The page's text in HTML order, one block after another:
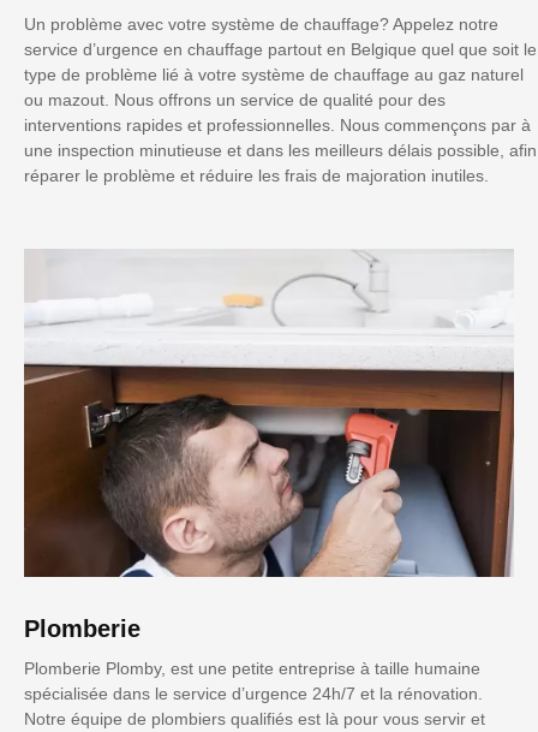
Un problème avec votre système de chauffage? Appelez notre
service d’urgence en chauffage partout en Belgique quel que soit le
type de problème lié à votre système de chauffage au gaz naturel
ou mazout. Nous offrons un service de qualité pour des
interventions rapides et professionnelles. Nous commençons par à
une inspection minutieuse et dans les meilleurs délais possible, afin
réparer le problème et réduire les frais de majoration inutiles.
Plomberie
Plomberie Plomby, est une petite entreprise à taille humaine
spécialisée dans le service d’urgence 24h/7 et la rénovation.
Notre équipe de plombiers qualifiés est là pour vous servir et